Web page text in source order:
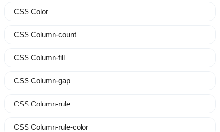
CSS Color
CSS Column-count
CSS Column-fill
CSS Column-gap
CSS Column-rule
CSS Column-rule-color